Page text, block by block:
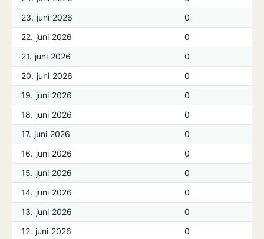
23. juni 2026
0
22. juni 2026
0
21. juni 2026
0
20. juni 2026
0
19. juni 2026
0
18. juni 2026
0
17. juni 2026
0
16. juni 2026
0
15. juni 2026
0
14. juni 2026
0
13. juni 2026
0
12. juni 2026
0